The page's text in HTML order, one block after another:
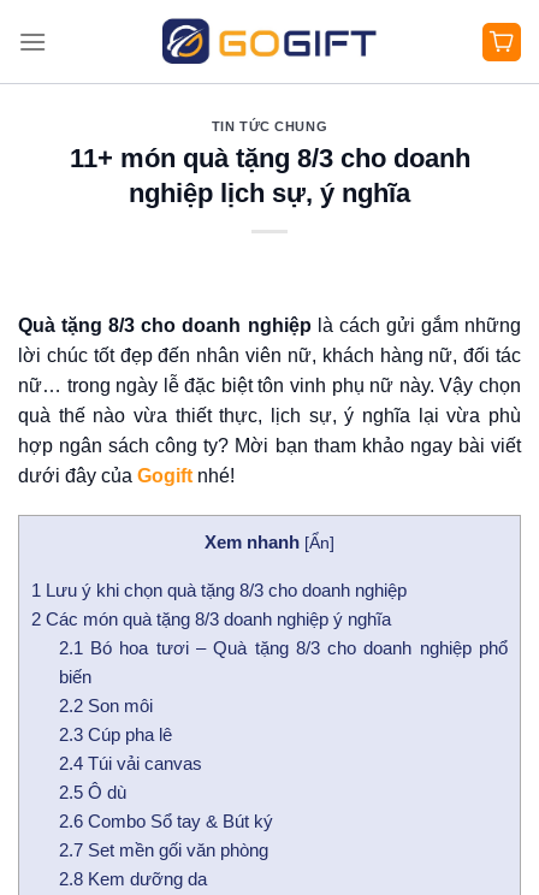
qua
TIN TỨC CHUNG
11+ món quà tặng 8/3 cho doanh
nghiệp lịch sự, ý nghĩa
Quà tặng 8/3 cho doanh nghiệp là cách gửi gắm những
lời chúc tốt đẹp đến nhân viên nữ, khách hàng nữ, đối tác
nữ… trong ngày lễ đặc biệt tôn vinh phụ nữ này. Vậy chọn
quà thế nào vừa thiết thực, lịch sự, ý nghĩa lại vừa phù
hợp ngân sách công ty? Mời bạn tham khảo ngay bài viết
dưới đây của Gogift nhé!
Xem nhanh [Ẩn]
1 Lưu ý khi chọn quà tặng 8/3 cho doanh nghiệp
2 Các món quà tặng 8/3 doanh nghiệp ý nghĩa
2.1 Bó hoa tươi – Quà tặng 8/3 cho doanh nghiệp phổ
biến
2.2Son môi
2.3Cúp pha lê
2.4Túi vải canvas
2.5Ô dù
2.6Combo Sổ tay & Bút ký
2.7Set mền gối văn phòng
2.8Kem dưỡng da